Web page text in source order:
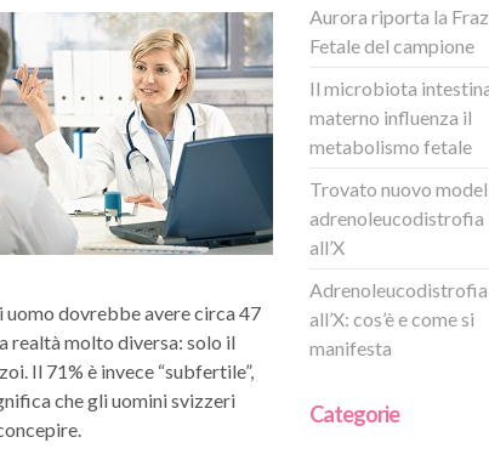
uomo dovrebbe avere circa 47
realtà molto diversa: solo il
Il 71% è invece “subfertile”,
che gli uomini svizzeri
Aurora riporta la
Fetale del campione
Il microbiota
materno influenza il
metabolismo fetale
Trovato nuovo
adrenoleucodistrofia
all’X
all’X: cos’è e come si
manifesta
Categorie